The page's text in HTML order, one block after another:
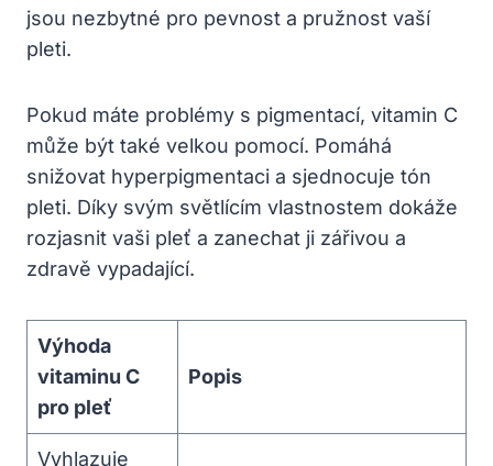
jsou nezbytné⁢ pro pevnost⁢ a pružnost⁣ vaší
pleti.
Pokud máte‍ problémy s pigmentací, vitamin C
může být také velkou pomocí. Pomáhá​
snižovat hyperpigmentaci ⁣a sjednocuje tón
pleti. Díky svým světlícím vlastnostem‌ dokáže
⁢rozjasnit‍ vaši pleť a zanechat ⁤ji zářivou‍ a
zdravě vypadající.
Výhoda
vitaminu ⁣C
pro pleť
Popis
Vyhlazuje